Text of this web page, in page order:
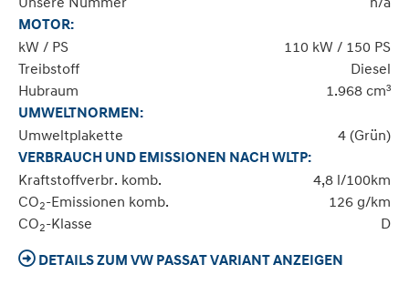
MOTOR:
kW / PS
110 kW / 150 PS
Treibstoff
Diesel
Hubraum
1.968 cm³
UMWELTNORMEN:
Umweltplakette
4 (Grün)
VERBRAUCH UND EMISSIONEN NACH WLTP:
Kraftstoffverbr. komb.
4,8 l/100km
CO2-Emissionen komb.
126 g/km
CO2-Klasse D
DETAILS ZUM VW PASSAT VARIANT ANZEIGEN